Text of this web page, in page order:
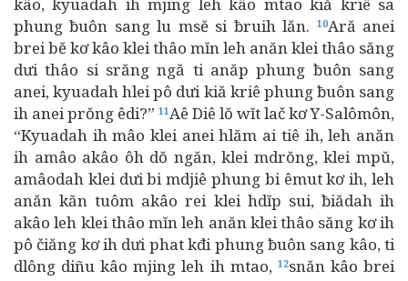
phung ƀuôn sang lu msĕ si ƀruih lăn.
10Ară anei
brei bĕ kơ kâo klei thâo mĭn leh anăn klei thâo săng
dưi thâo si srăng ngă ti anăp phung ƀuôn sang
anei, kyuadah hlei pô dưi kiă kriê phung ƀuôn sang
ih anei prŏng êdi?” 11Aê Diê lŏ wĭt lač kơ Y-Salômôn,
“Kyuadah ih mâo klei anei hlăm ai tiê ih, leh anăn
ih amâo akâo ôh dŏ ngăn, klei mdrŏng, klei mpŭ,
amâodah klei dưi bi mdjiê phung bi êmut kơ ih, leh
anăn kăn tuôm akâo rei klei hdĭp sui, ƀiădah ih
akâo leh klei thâo mĭn leh anăn klei thâo săng kơ ih
pô čiăng kơ ih dưi phat kđi phung ƀuôn sang kâo, ti
dlông diñu kâo mjing leh ih mtao, 12snăn kâo brei